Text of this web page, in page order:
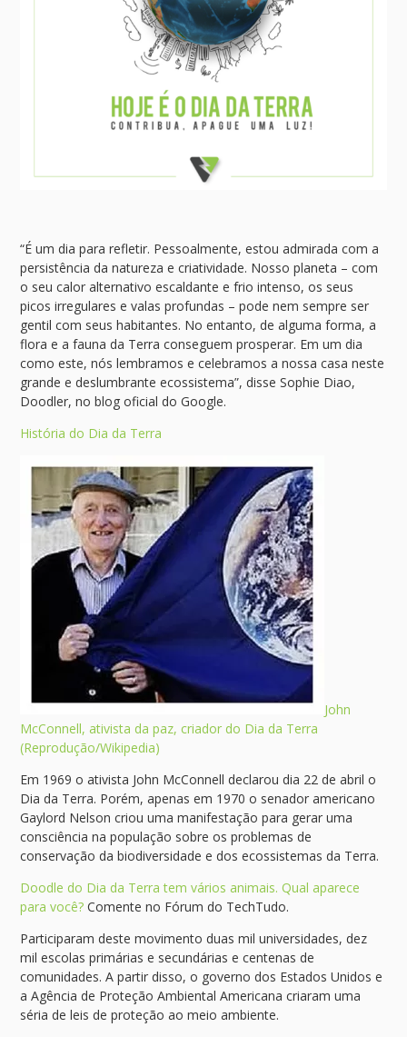
“É um dia para refletir. Pessoalmente, estou admirada com a
persistência da natureza e criatividade. Nosso planeta – com
o seu calor alternativo escaldante e frio intenso, os seus
picos irregulares e valas profundas – pode nem sempre ser
gentil com seus habitantes. No entanto, de alguma forma, a
flora e a fauna da Terra conseguem prosperar. Em um dia
como este, nós lembramos e celebramos a nossa casa neste
grande e deslumbrante ecossistema”, disse Sophie Diao,
Doodler, no blog oficial do Google.
História do Dia da Terra
John
McConnell, ativista da paz, criador do Dia da Terra
(Reprodução/Wikipedia)
Em 1969 o ativista John McConnell declarou dia 22 de abril o
Dia da Terra. Porém, apenas em 1970 o senador americano
Gaylord Nelson criou uma manifestação para gerar uma
consciência na população sobre os problemas de
conservação da biodiversidade e dos ecossistemas da Terra.
Doodle do Dia da Terra tem vários animais. Qual aparece
para você? Comente no Fórum do TechTudo.
Participaram deste movimento duas mil universidades, dez
mil escolas primárias e secundárias e centenas de
comunidades. A partir disso, o governo dos Estados Unidos e
a Agência de Proteção Ambiental Americana criaram uma
séria de leis de proteção ao meio ambiente.